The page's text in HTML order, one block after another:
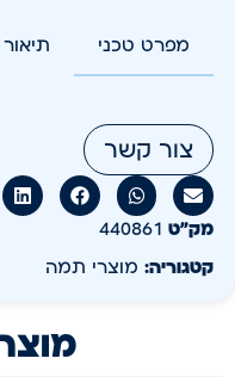
מפרט טכני
צור קשר
מק״ט 440861
קטגוריה: מוצרי תמה